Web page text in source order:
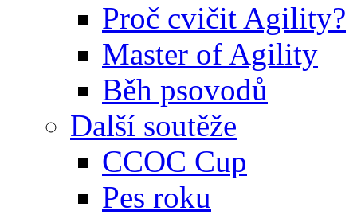
Proč cvičit Agility?
Master of Agility
Běh psovodů
Další soutěže
CCOC Cup
Pes roku